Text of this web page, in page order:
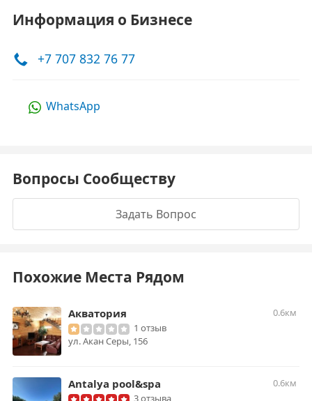
Информация о Бизнесе
+7 707 832 76 77
WhatsApp
Вопросы Сообществу
Задать Вопрос
Похожие Места Рядом
Акватория
0.6км
1 отзыв
ул. Акан Серы, 156
Antalya pool&spa
0.6км
3 отзыва